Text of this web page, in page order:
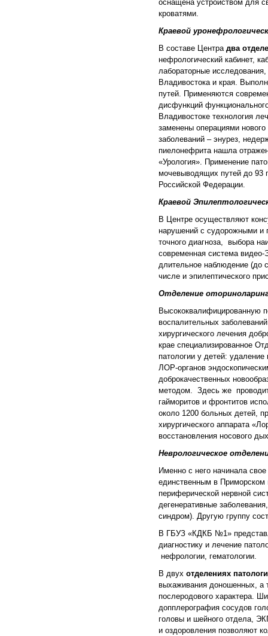
оснащена устройством для
кроватями.
Краевой
В составе Центра два
нефрологический кабинет,
лабораторные
Владивостока и края.
путей. Применяются
дисфункций
Владивостоке технология
заменены операциями
заболеваний – энурез,
пиелонефрита нашла
«Урология». Применение
мочевыводящих путей до 93
Российской Федерации.
Краевой
В Центре осуществляют
нарушений с судорожными и
точного диагноза, выбора
современная система
длительное наблюдение (до
числе и эпилептического
Отделение
Высококвалифицированную
воспалительных
хирургического лечения
крае специализированное
патологии у детей:
ЛОР-органов
доброкачественных
методом. Здесь же
гайморитов и фронтитов
около 1200 больных детей,
хирургического аппарата
восстановления носового
Неврологическое
Именно с него начинала
единственным в Приморском
периферической нервной
дегенеративные
синдром). Другую группу
В ГБУЗ «КДКБ №1»
диагностику и лечение
нефрологии, гематологии.
В двух отделениях
выхаживания доношенных, а
послеродового характера.
допплерография сосудов
головы и шейного отдела,
и оздоровления позволяют